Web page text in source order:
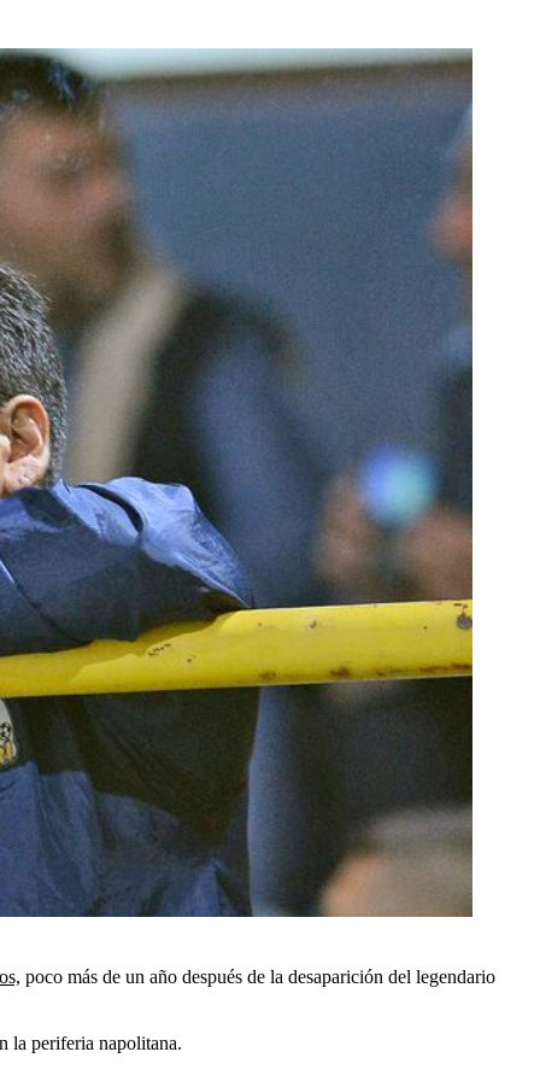
poco más de un año después de la desaparición del legendario
la periferia napolitana.